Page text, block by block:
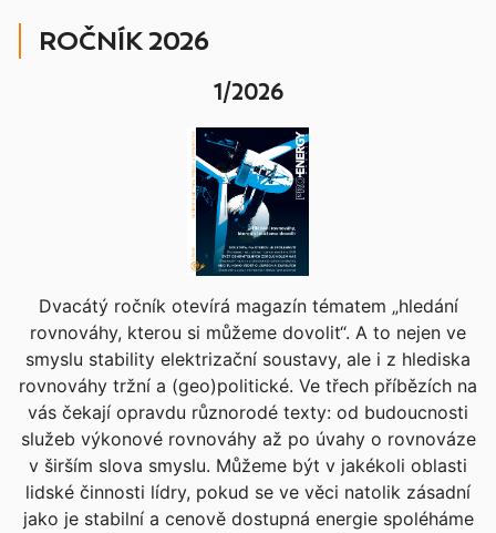
ROČNÍK 2026
1/2026
Dvacátý ročník otevírá magazín tématem „hledání
rovnováhy, kterou si můžeme dovolit“. A to nejen ve
smyslu stability elektrizační soustavy, ale i z hlediska
rovnováhy tržní a (geo)politické. Ve třech příbězích na
vás čekají opravdu různorodé texty: od budoucnosti
služeb výkonové rovnováhy až po úvahy o rovnováze
v širším slova smyslu. Můžeme být v jakékoli oblasti
lidské činnosti lídry, pokud se ve věci natolik zásadní
jako je stabilní a cenově dostupná energie spoléháme